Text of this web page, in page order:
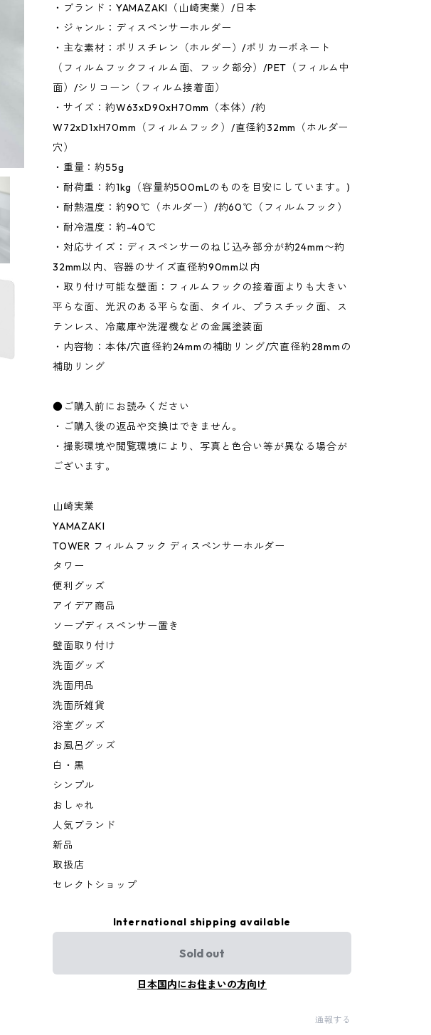
・ブランド：YAMAZAKI（山崎実業）/日本
・ジャンル：ディスペンサーホルダー
・主な素材：ポリスチレン（ホルダー）/ポリカーボネート
（フィルムフックフィルム面、フック部分）/PET（フィルム中
面）/シリコーン（フィルム接着面）
・サイズ：約W63xD90xH70mm（本体）/約
W72xD1xH70mm（フィルムフック）/直径約32mm（ホルダー
穴）
・重量：約55g
・耐荷重：約1kg（容量約500mLのものを目安にしています。)
・耐熱温度：約90℃（ホルダー）/約60℃（フィルムフック）
・耐冷温度：約-40℃
・対応サイズ：ディスペンサーのねじ込み部分が約24mm〜約
32mm以内、容器のサイズ直径約90mm以内
・取り付け可能な壁面：フィルムフックの接着面よりも大きい
平らな面、光沢のある平らな面、タイル、プラスチック面、ス
テンレス、冷蔵庫や洗濯機などの金属塗装面
・内容物：本体/穴直径約24mmの補助リング/穴直径約28mmの
補助リング
●ご購入前にお読みください
・ご購入後の返品や交換はできません。
・撮影環境や閲覧環境により、写真と色合い等が異なる場合が
ございます。
山崎実業
YAMAZAKI
TOWER フィルムフック ディスペンサーホルダー
タワー
便利グッズ
アイデア商品
ソープディスペンサー置き
壁面取り付け
洗面グッズ
洗面用品
洗面所雑貨
浴室グッズ
お風呂グッズ
白・黒
シンプル
おしゃれ
人気ブランド
新品
取扱店
セレクトショップ
International shipping available
Sold out
日本国内にお住まいの方向け
通報する